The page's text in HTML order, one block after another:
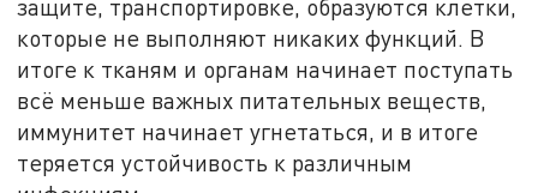
защите, транспортировке, образуются клетки,
которые не выполняют никаких функций. В
итоге к тканям и органам начинает поступать
всё меньше важных питательных веществ,
иммунитет начинает угнетаться, и в итоге
теряется устойчивость к различным